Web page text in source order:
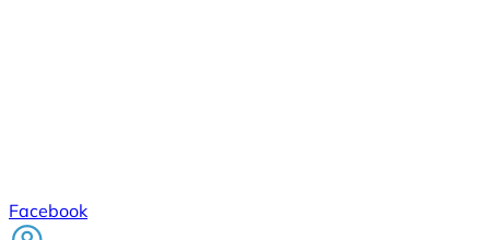
Facebook